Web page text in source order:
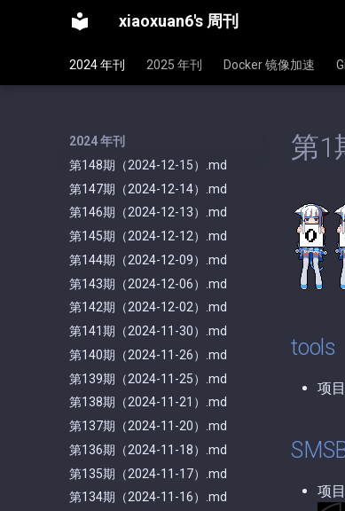
xiaoxuan6's 周刊
2024 年刊 2025 年刊 Docker 镜像加速
2024 年刊
第148期（2024-12-15）.md
第147期（2024-12-14）.md
第146期（2024-12-13）.md
第145期（2024-12-12）.md
第144期（2024-12-09）.md
第143期（2024-12-06）.md
第142期（2024-12-02）.md
第141期（2024-11-30）.md
第140期（2024-11-26）.md
第139期（2024-11-25）.md
第138期（2024-11-21）.md
第137期（2024-11-20）.md
第136期（2024-11-18）.md
第135期（2024-11-17）.md
第134期（2024-11-16）.md
第1
tools
项
项